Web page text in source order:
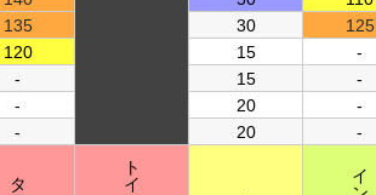
135 30 125
120 15 -
- 15 -
- 20 -
- 20 -
タ
ト
イ
イ